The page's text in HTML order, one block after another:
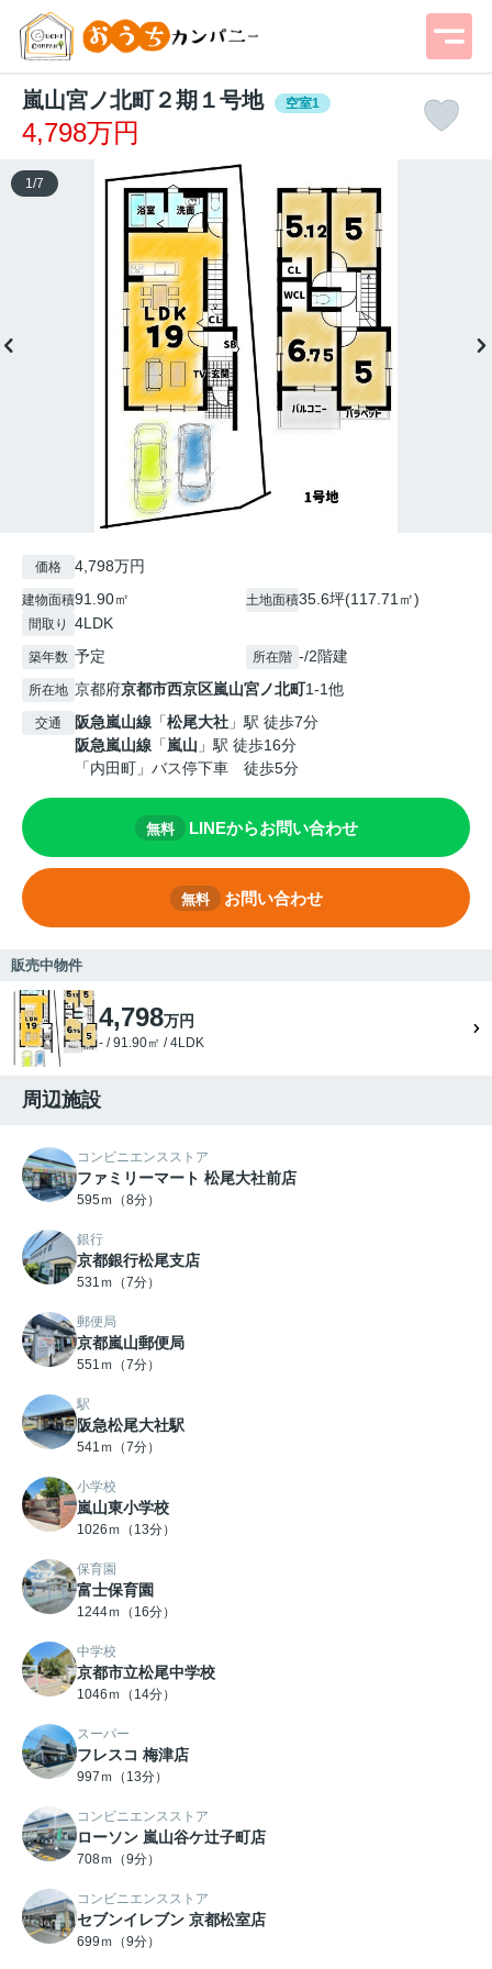
嵐山宮ノ北町２期１号地 空室1
4,798万円
1 /7
価格 4,798万円
建物面積91.90㎡ 土地面積35.6坪(117.71㎡)
間取り 4LDK
築年数 予定 所在階 -/2階建
所在地 京都府京都市西京区嵐山宮ノ北町1-1他
交通 阪急嵐山線 「松尾大社 」駅 徒歩7分
阪急嵐山線 「嵐山 」駅 徒歩16分
「内田町」バス停下車 徒歩5分
無料 LINEからお問い合わせ
無料 お問い合わせ
販売中物件
4,798万円
- / 91.90㎡ / 4LDK
周辺施設
コンビニエンスストア
ファミリーマート 松尾大社前店
595ｍ（8分）
銀行
京都銀行松尾支店
531ｍ（7分）
郵便局
京都嵐山郵便局
551ｍ（7分）
駅
阪急松尾大社駅
541ｍ（7分）
小学校
嵐山東小学校
1026ｍ（13分）
保育園
富士保育園
1244ｍ（16分）
中学校
京都市立松尾中学校
1046ｍ（14分）
スーパー
フレスコ 梅津店
997ｍ（13分）
コンビニエンスストア
ローソン 嵐山谷ケ辻子町店
708ｍ（9分）
コンビニエンスストア
セブンイレブン 京都松室店
699ｍ（9分）